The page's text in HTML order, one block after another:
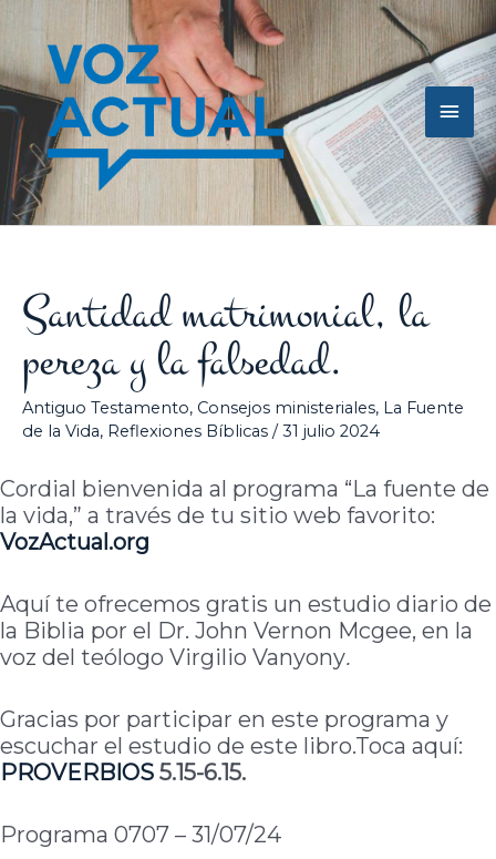
contenido
Santidad matrimonial, la
pereza y la falsedad.
Antiguo Testamento, Consejos ministeriales, La Fuente
de la Vida, Reflexiones Bíblicas /31 julio 2024
Cordial bienvenida al programa “La fuente de
la vida,” a través de tu sitio web favorito:
VozActual.org
Aquí te ofrecemos gratis un estudio diario de
la Biblia por el Dr. John Vernon Mcgee, en la
voz del teólogo Virgilio Vanyony.
Gracias por participar en este programa y
escuchar el estudio de este libro.Toca aquí:
PROVERBIOS 5.15-6.15.
Programa 0707 – 31/07/24